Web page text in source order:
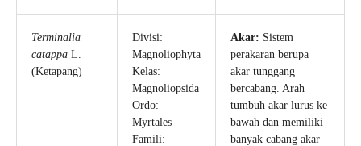
Terminalia
catappa L.
(Ketapang)
Divisi:
Magnoliophyta
Kelas:
Magnoliopsida
Ordo:
Myrtales
Famili:
Akar: Sistem
perakaran berupa
akar tunggang
bercabang. Arah
tumbuh akar lurus ke
bawah dan memiliki
banyak cabang akar